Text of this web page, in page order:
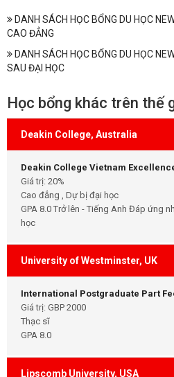
DANH SÁCH HỌC BỔNG DU HỌC
CAO ĐẲNG
DANH SÁCH HỌC BỔNG DU HỌC
SAU ĐẠI HỌC
Học bổng khác trên thế
Deakin College, Australia
Deakin College Vietnam
Giá trị: 20%
Cao đẳng , Dự bị đại học
GPA 8.0 Trở lên - Tiếng Anh Đáp ứng
học
University of Westminster, UK
International Postgraduate Part
Giá trị: GBP 2000
Thạc sĩ
GPA 8.0
Lipscomb University, USA